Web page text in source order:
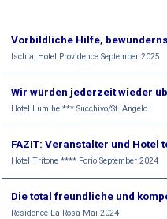
Vorbildliche Hilfe,
Ischia, Hotel Providence September 2025
Wir würden jederzeit wieder
Hotel Lumihe *** Succhivo/St. Angelo
FAZIT: Veranstalter und Hotel
Hotel Tritone **** Forio September 2024
Die total freundliche und
Residence La Rosa Mai 2024